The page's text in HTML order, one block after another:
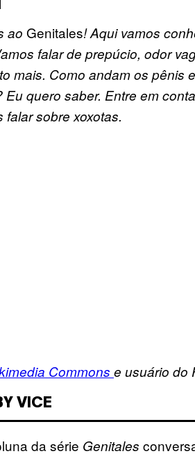
ao Genitales! Aqui vamos
falar de prepúcio, odor
mais. Como andam os pênis
Eu quero saber. Entre em
falar sobre xoxotas.
Commons e usuário do
VICE
da série Genitales